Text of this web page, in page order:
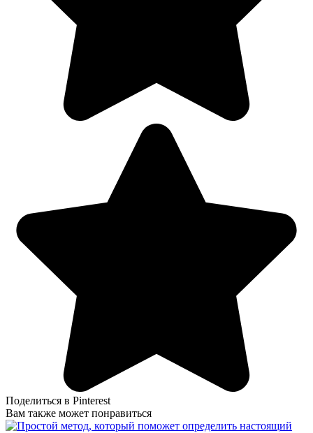
Поделиться в Pinterest
Вам также может понравиться